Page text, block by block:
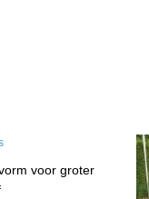
voor groter